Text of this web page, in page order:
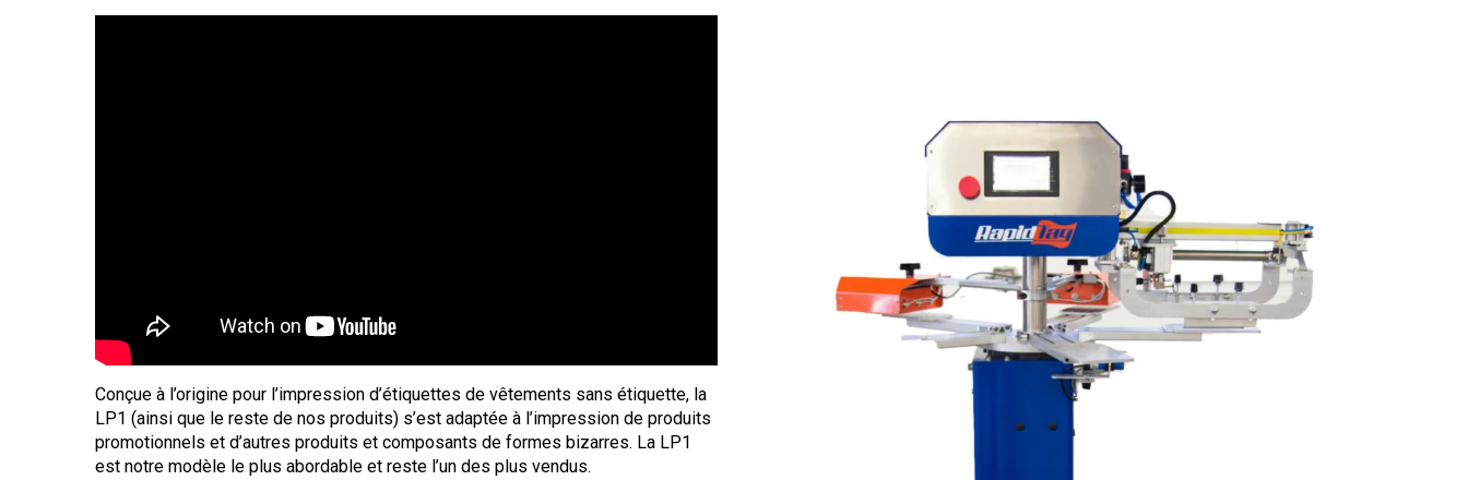
Conçue à l’origine pour l’impression d’étiquettes de vêtements sans étiquette, la
LP1 (ainsi que le reste de nos produits) s’est adaptée à l’impression de produits
promotionnels et d’autres produits et composants de formes bizarres. La LP1
est notre modèle le plus abordable et reste l’un des plus vendus.